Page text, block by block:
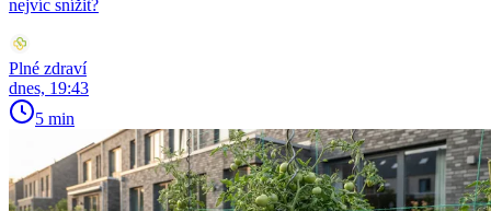
nejvíc snížit?
Plné zdraví
dnes, 19:43
5 min